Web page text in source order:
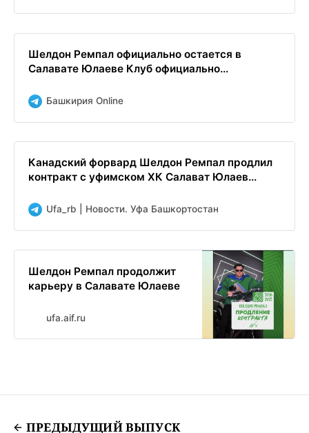
Шелдон Ремпал официально остается в
Салавате Юлаеве Клуб официально...
Башкирия Online
Канадский форвард Шелдон Ремпал продлил
контракт с уфимском ХК Салават Юлаев...
Ufa_rb | Новости. Уфа Башкортостан
Шелдон Ремпал продолжит
карьеру в Салавате Юлаеве
ufa.aif.ru
ПРЕДЫДУЩИЙ ВЫПУСК